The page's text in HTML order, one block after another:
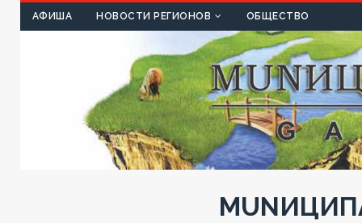
АФИША НОВОСТИ РЕГИОНОВ ОБЩЕСТВО